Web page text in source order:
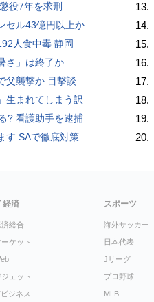
役7年を求刑
セル43億円以上か
人食中毒 静岡
さ」は終了か
父襲撃か 目撃談
生まれてしまう訳
? 看護助手を逮捕
す SAで徹底対策
13.
14.
15.
16.
17.
18.
19.
20.
経済
済総合
ーケット
ジェット
ビジネス
スポーツ
海外サッカー
日本代表
Jリーグ
プロ野球
MLB